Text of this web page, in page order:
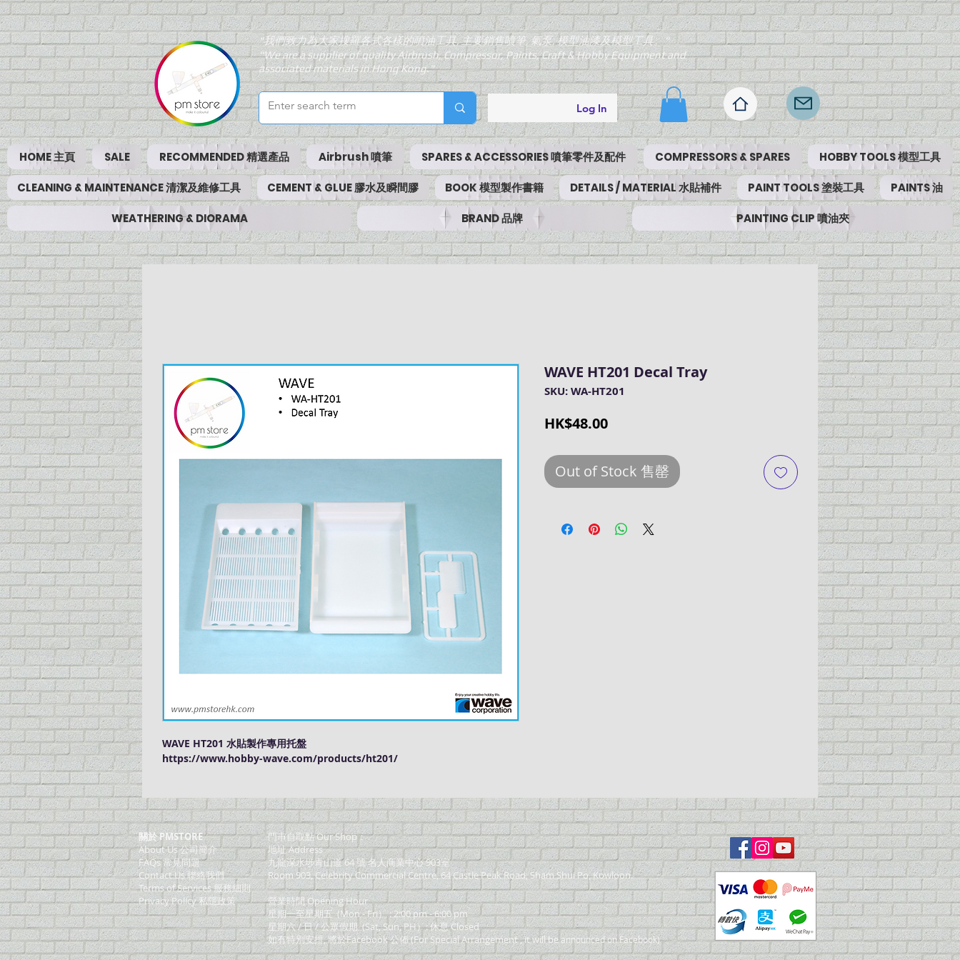
"我們致力為大家搜羅各式各樣的噴油工具, 主要銷售噴筆, 氣泵, 模型油漆及模型工具。"
"We are a supplier of quality Airbrush, Compressor, Paints, Craft & Hobby Equipment and
associated materials in Hong Kong."
Log In
HOME 主頁 SALE RECOMMENDED 精選產品 Airbrush 噴筆 SPARES & ACCESSORIES 噴筆零件及配件 COMPRESSORS & SPARES HOBBY TOOLS 模型工具
CLEANING & MAINTENANCE 清潔及維修工具 CEMENT & GLUE 膠水及瞬間膠 BOOK 模型製作書籍 DETAILS / MATERIAL 水貼補件 PAINT TOOLS 塗裝工具 PAINTS 油
WEATHERING & DIORAMA BRAND 品牌 PAINTING CLIP 噴油夾
WAVE HT201 水貼製作專用托盤
https://www.hobby-wave.com/products/ht201/
WAVE HT201 Decal Tray
SKU: WA-HT201
HK$48.00Price
Out of Stock 售罄
關於 PMSTORE
About Us 公司簡介
FAQs 常見問題
Contact Us 聯絡我們
​Terms of Services 服務細則
Privacy Policy 私隱政策
門巿自取點 Our Shop：
地址 Address
九龍深水埗青山道 64 號 名人商業中心 903室
Room 903, Celebrity Commercial Centre, 64 Castle Peak Road, Sham Shui Po, Kowloon.
營業時間 Opening Hour
星期一至星期五 (Mon - Fri） : 2:00 pm - 6:00 pm
星期六 / 日 / 公眾假期 (Sat, Sun, PH）: 休息 Closed
如有特別安排, 將於Facebook 公佈 (For Special Arrangement , it will beannounced on Facebook)